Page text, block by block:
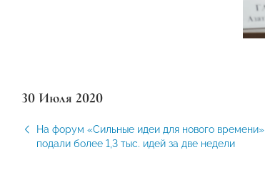
30 Июля 2020
На форум «Сильные идеи для нового времени»
подали более 1,3 тыс. идей за две недели